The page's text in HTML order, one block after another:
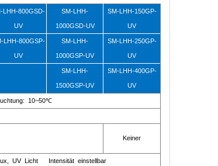
LHH-800GSD-
UV
SM-LHH-
1000GSD-UV
SM-LHH-150GP-
UV
LHH-800GSP-
UV
SM-LHH-
1000GSP-UV
SM-LHH-250GP-
UV
SM-LHH-
1500GSP-UV
SM-LHH-400GP-
UV
10~50℃
Keiner
UV Licht Intensität einstellbar